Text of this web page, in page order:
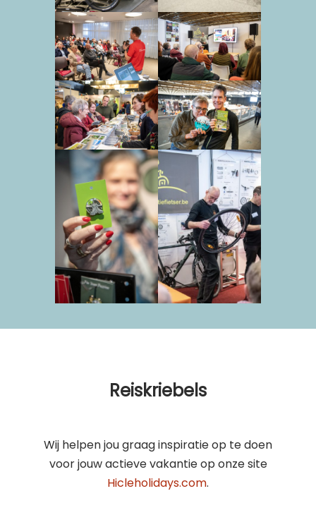
Reiskriebels
Wij helpen jou graag inspiratie op te doen
voor jouw actieve vakantie op onze site
Hicleholidays.com.